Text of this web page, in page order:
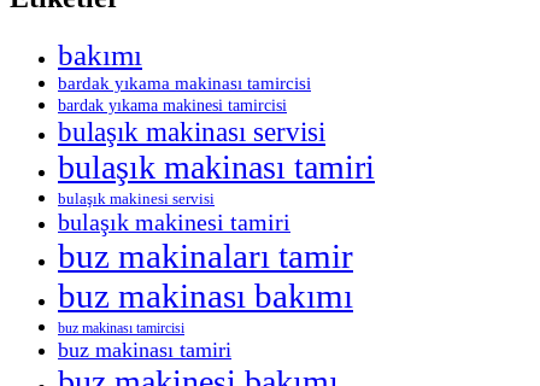
bakımı
bardak yıkama makinası tamircisi
bardak yıkama makinesi tamircisi
bulaşık makinası servisi
bulaşık makinası tamiri
bulaşık makinesi servisi
bulaşık makinesi tamiri
buz makinaları tamir
buz makinası bakımı
buz makinası tamircisi
buz makinası tamiri